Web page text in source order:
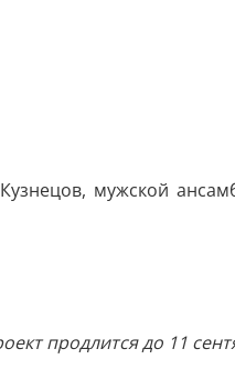
мужской
продлится до 11